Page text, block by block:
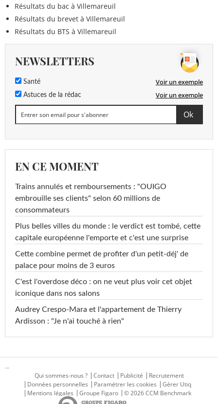
Résultats du bac à Villemareuil
Résultats du brevet à Villemareuil
Résultats du BTS à Villemareuil
NEWSLETTERS
Santé Voir un exemple
Astuces de la rédac Voir un exemple
EN CE MOMENT
Trains annulés et remboursements : "OUIGO
embrouille ses clients" selon 60 millions de
consommateurs
Plus belles villes du monde : le verdict est tombé, cette
capitale européenne l'emporte et c'est une surprise
Cette combine permet de profiter d'un petit-déj' de
palace pour moins de 3 euros
C'est l'overdose déco : on ne veut plus voir cet objet
iconique dans nos salons
Audrey Crespo-Mara et l'appartement de Thierry
Ardisson : "Je n'ai touché à rien"
...
Qui sommes-nous ?
Contact Publicité
Recrutement
Données personnelles
Paramétrer les cookies
Gérer Utiq
Mentions légales
Groupe Figaro © 2026 CCM Benchmark